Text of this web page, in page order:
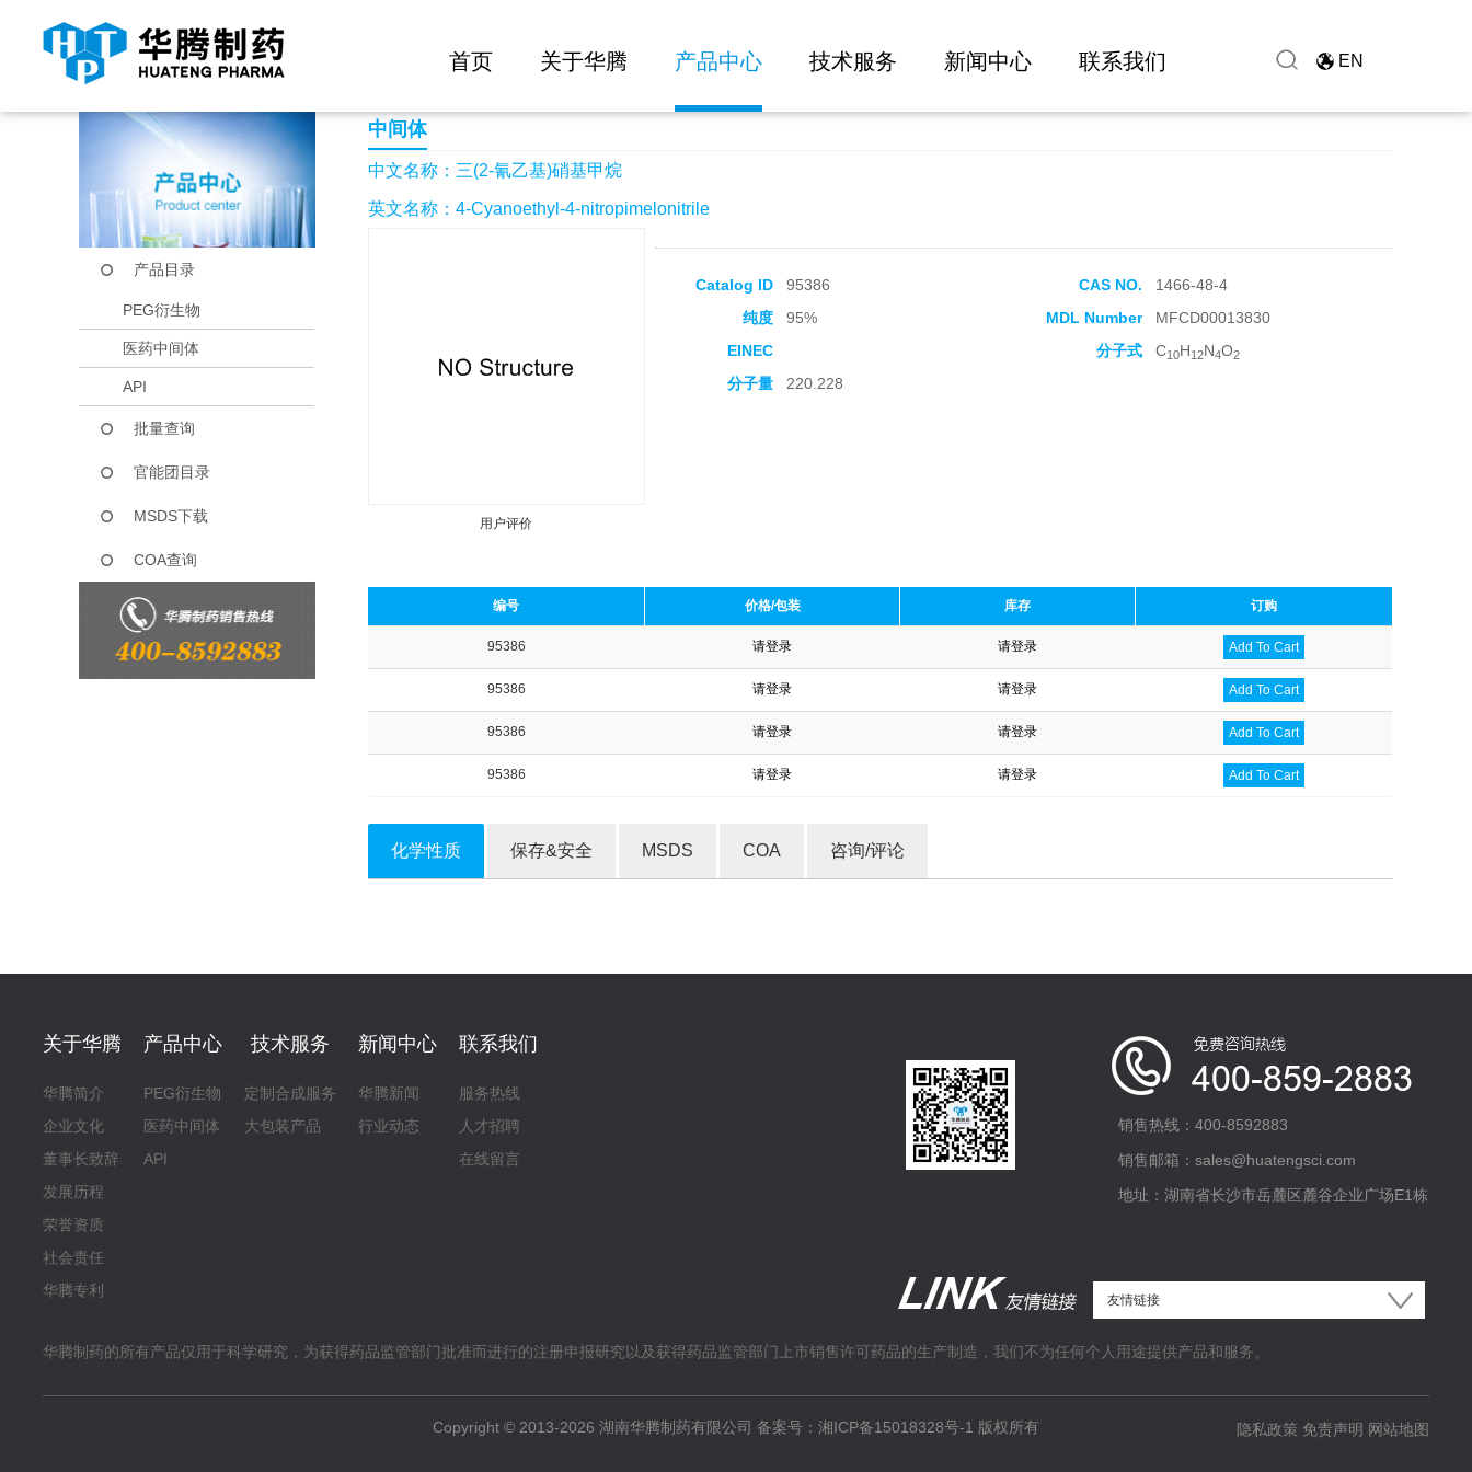
首页 关于华腾 产品中心 技术服务 新闻中心 联系我们 EN
当前位置： 首页 产品中心 三(2-氰乙基)硝基甲烷
产品目录
PEG衍生物
医药中间体
API
批量查询
官能团目录
MSDS下载
COA查询
中间体
中文名称：三(2-氰乙基)硝基甲烷
英文名称：4-Cyanoethyl-4-nitropimelonitrile
用户评价
收藏产品
Catalog ID 95386 CAS NO.
1466-48-4
纯度
95% MDL Number
MFCD00013830
EINEC
分子式 C10H12N4O2
分子量 220.228
编号 价格/包装 库存 订购
95386 请登录 请登录 Add To Cart
95386 请登录 请登录 Add To Cart
95386 请登录 请登录 Add To Cart
95386 请登录 请登录 Add To Cart
化学性质 保存&安全 MSDS COA 咨询/评论
关于华腾
华腾简介
企业文化
董事长致辞
发展历程
荣誉资质
社会责任
华腾专利
产品中心
PEG衍生物
医药中间体
API
技术服务
定制合成服务
大包装产品
新闻中心
华腾新闻
行业动态
联系我们
服务热线
人才招聘
在线留言
销售热线：400-8592883
销售邮箱：sales@huatengsci.com
地址：湖南省长沙市岳麓区麓谷企业广场E1栋
华腾制药的所有产品仅用于科学研究，为获得药品监管部门批准而进行的注册申报研究以及获得药品监管部门上市销售许可药品的生产制造，我们不为任何个人用途提供产品和服务。
Copyright © 2013-2026 湖南华腾制药有限公司 备案号： 湘ICP备15018328号-1 版权所有 隐私政策 免责声明 网站地图